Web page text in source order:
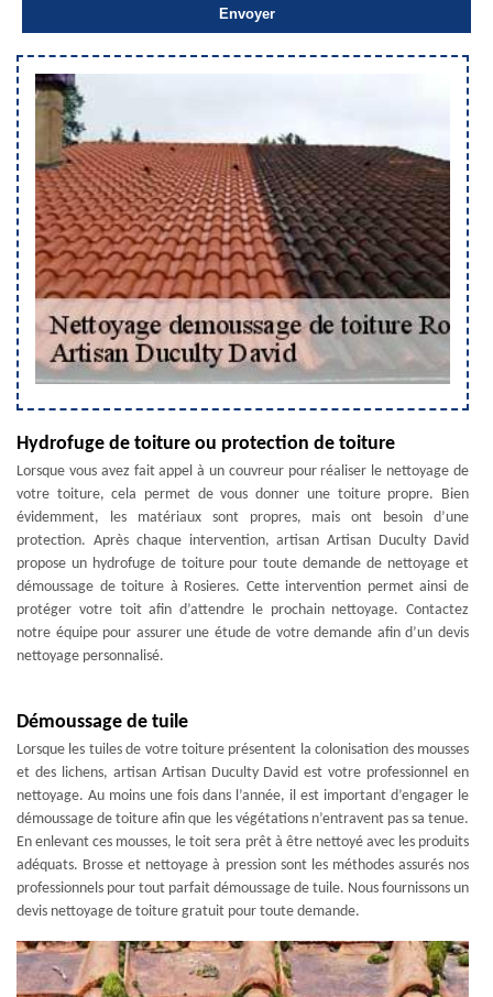
Hydrofuge de toiture ou protection de toiture
Lorsque vous avez fait appel à un couvreur pour réaliser le nettoyage de
votre toiture, cela permet de vous donner une toiture propre. Bien
évidemment, les matériaux sont propres, mais ont besoin d’une
protection. Après chaque intervention, artisan Artisan Duculty David
propose un hydrofuge de toiture pour toute demande de nettoyage et
démoussage de toiture à Rosieres. Cette intervention permet ainsi de
protéger votre toit afin d’attendre le prochain nettoyage. Contactez
notre équipe pour assurer une étude de votre demande afin d’un devis
nettoyage personnalisé.
Démoussage de tuile
Lorsque les tuiles de votre toiture présentent la colonisation des mousses
et des lichens, artisan Artisan Duculty David est votre professionnel en
nettoyage. Au moins une fois dans l’année, il est important d’engager le
démoussage de toiture afin que les végétations n’entravent pas sa tenue.
En enlevant ces mousses, le toit sera prêt à être nettoyé avec les produits
adéquats. Brosse et nettoyage à pression sont les méthodes assurés nos
professionnels pour tout parfait démoussage de tuile. Nous fournissons un
devis nettoyage de toiture gratuit pour toute demande.